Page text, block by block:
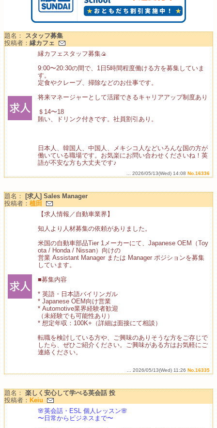
題名：
スタッフ募集
投稿者： 縁カフェ
縁カフェスタッフ募集🍙
9:00〜20:30の間で、1日5時間程度働ける方を募集していま
す。
定食やクレープ、掃除などのお仕事です。
将来マネージャーとして活躍できるキャリアアップ制度あり
＄14〜18
賄い、ドリンク付きです。社員割引あり。
日本人、韓国人、中国人、メキシコ人などいろんな国の方が
働いている職場です。お気楽にお問い合わせくださいね！英
語が不安な方も大丈夫です♪
... 2026/05/13(Wed) 14:08 No.16336
題名：
[求人] Sales Manager
投稿者： 植田
【求人情報／自動車業界】
知人より人材募集の依頼がありました。
米国の自動車部品Tier 1メーカーにて、Japanese OEM（Toy
ota / Honda / Nissan）向けの
営業 Assistant Manager または Manager ポジションを募集
しています。
■募集内容
* 英語・日本語バイリンガル
* Japanese OEM向け営業
* Automotive業界経験者歓迎
（未経験でも可能性あり）
* 想定年収：100K+（詳細は面接にて相談）
転職を検討している方や、ご興味のありそうな方をご存じで
したら、ぜひご紹介ください。ご興味がある方はお気軽にご
連絡ください。
... 2026/05/13(Wed) 11:26 No.16335
題名： 楽しく安心して学べる英会話 投
投稿者： Keiu
🌸英会話・ESL 個人レッスン🌸
〜日常からビジネスまで〜